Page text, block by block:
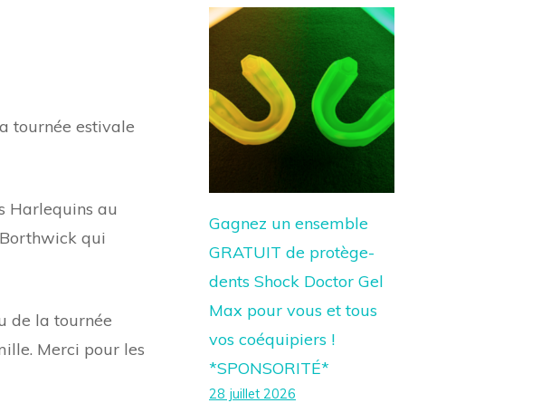
tournée estivale
Harlequins au
qui
de la tournée
Merci pour les
Gagnez un ensemble
GRATUIT de protège-
dents Shock Doctor Gel
Max pour vous et tous
vos coéquipiers !
*SPONSORITÉ*
28 juillet 2026